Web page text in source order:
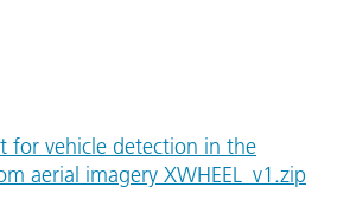
for vehicle detection in the
aerial imagery XWHEEL_v1.zip